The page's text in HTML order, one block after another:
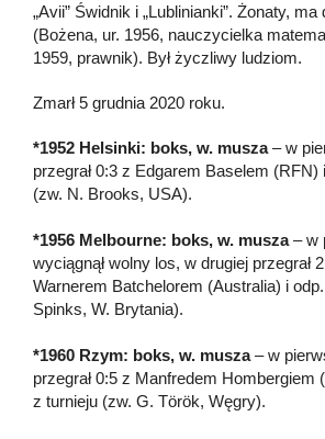
„Avii” Świdnik i „Lublinianki”. Żonaty,
(Bożena, ur. 1956, nauczycielka
1959, prawnik). Był życzliwy ludziom.
Zmarł 5 grudnia 2020 roku.
*1952 Helsinki: boks, w. musza– w
przegrał 0:3 z Edgarem Baselem (RFN)
(zw. N. Brooks, USA).
*1956 Melbourne: boks, w. musza– w
wyciągnął wolny los, w drugiej przegrał
Warnerem Batchelorem (Australia) i
Spinks, W. Brytania).
*1960 Rzym: boks, w. musza– w
przegrał 0:5 z Manfredem Hombergiem
z turnieju (zw. G. Török, Węgry).